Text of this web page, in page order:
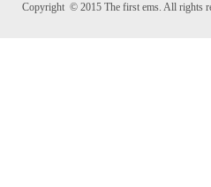
Copyright © 2015 The first ems. All rights